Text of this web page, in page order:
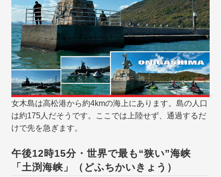
女木島は高松港から約4kmの海上にあります。島の人口
は約175人だそうです。ここでは上陸せず、通過するだ
けで先を急ぎます。
午後12時15分・世界で最も“狭い”海峡
「土渕海峡」（どふちかいきょう）